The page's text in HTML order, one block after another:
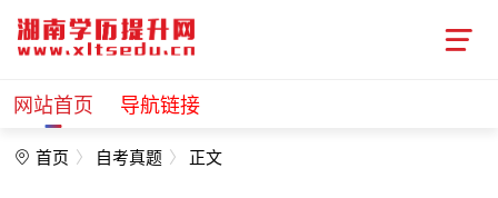
网站首页 导航链接
首页 自考真题 正文